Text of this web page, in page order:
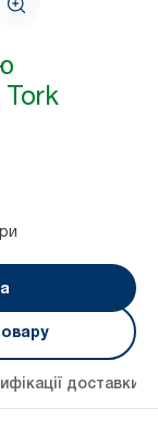
доставки